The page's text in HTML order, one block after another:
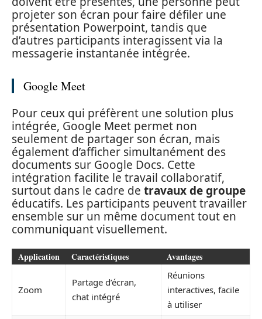
projeter son écran pour faire défiler une
présentation Powerpoint, tandis que
d’autres participants interagissent via la
messagerie instantanée intégrée.
Google Meet
Pour ceux qui préfèrent une solution plus
intégrée, Google Meet permet non
seulement de partager son écran, mais
également d’afficher simultanément des
documents sur Google Docs. Cette
intégration facilite le travail collaboratif,
surtout dans le cadre de travaux de groupe
éducatifs. Les participants peuvent travailler
ensemble sur un même document tout en
communiquant visuellement.
Application Caractéristiques Avantages
Zoom
Partage d’écran,
chat intégré
Réunions
interactives, facile
à utiliser